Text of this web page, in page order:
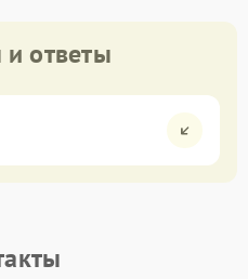
ответы